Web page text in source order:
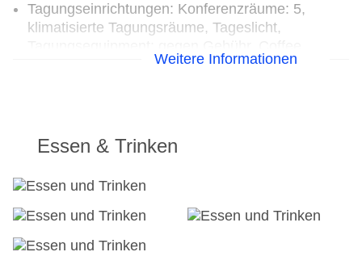
Tagungseinrichtungen: Konferenzräume: 5,
klimatisierte Tagungsräume, Tageslicht,
Breaks: gegen GebührWeitere Informationen
Essen & Trinken